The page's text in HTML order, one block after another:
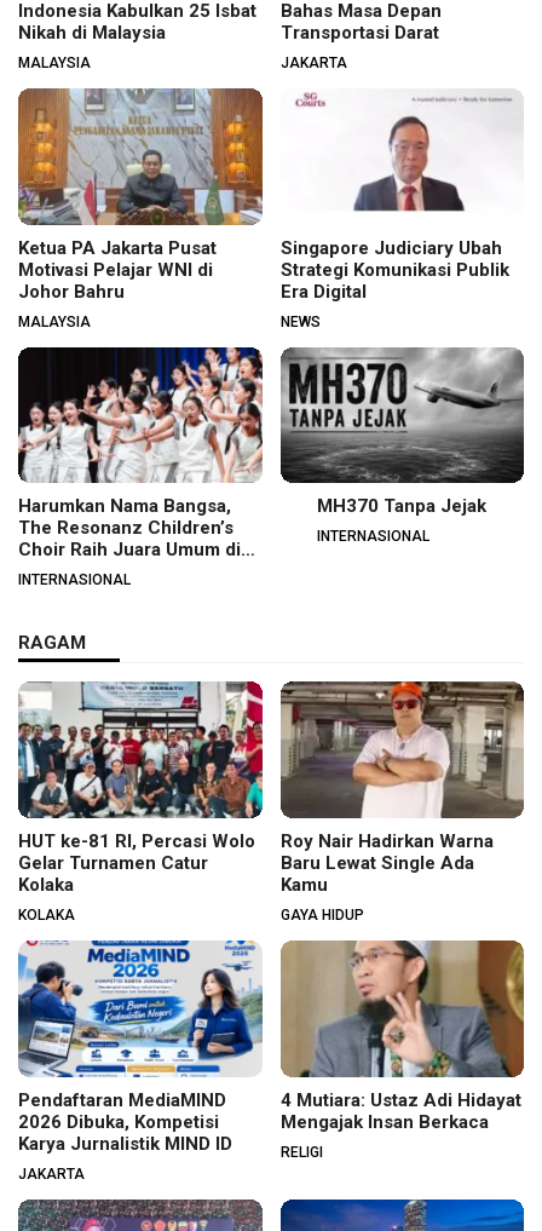
Indonesia Kabulkan 25 Isbat
Nikah di Malaysia
MALAYSIA
Bahas Masa Depan
Transportasi Darat
JAKARTA
Ketua PA Jakarta Pusat
Motivasi Pelajar WNI di
Johor Bahru
MALAYSIA
Singapore Judiciary Ubah
Strategi Komunikasi Publik
Era Digital
NEWS
Harumkan Nama Bangsa,
The Resonanz Children’s
Choir Raih Juara Umum di
Hungaria
INTERNASIONAL
MH370 Tanpa Jejak
INTERNASIONAL
RAGAM
HUT ke-81 RI, Percasi Wolo
Gelar Turnamen Catur
Kolaka
KOLAKA
Roy Nair Hadirkan Warna
Baru Lewat Single Ada
Kamu
GAYA HIDUP
Pendaftaran MediaMIND
2026 Dibuka, Kompetisi
Karya Jurnalistik MIND ID
JAKARTA
4 Mutiara: Ustaz Adi Hidayat
Mengajak Insan Berkaca
RELIGI